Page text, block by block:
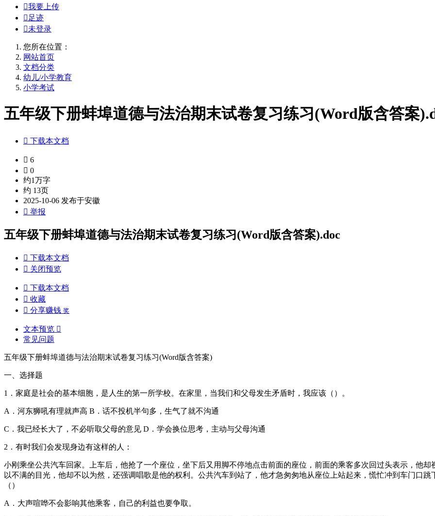
我要上传
 足迹
未登录
您所在位置：
网站首页
文档分类
幼儿/小学教育
小学考试
五年级下册蚌埠道德与法治期末试卷复习练习(Word版含答案
 下载本文档
 6
 0
约1万字
约 13页
2025-10-06 发布于安徽
 举报
五年级下册蚌埠道德与法治期末试卷复习练习(Word版含答案).doc
 下载本文档
 关闭预览
 下载本文档
 收藏
 分享赚钱 奖
文本预览 
常见问题
五年级下册蚌埠道德与法治期末试卷复习练习(Word版含答案)
一、选择题
1．家庭是社会的基本细胞，是人生的第一所学校。在家里，当我们和父母发生矛盾时，我应该（）。
A．河东狮吼有理就声高 B．话不投机半句多，生气了就不沟通
C．我已经长大了，不必听取父母的意见 D．学会换位思考，主动与父母沟通
2．有时我们会发现身边有这样的人：
小刚乘坐公共汽车回家。上车后，他抢了一个座位，坐下后又用脚不停地点击前面的座位，前面的乘客多次回过头表示，他
以不满的目光，他却不以为然，还强调唱歌是他的权利。公共汽车到站了，他才急匆匆地从座位上站起来，慌忙冲到车门口
（）
A．大声喧哗不会影响其他乘客，自己的利益也要争取。